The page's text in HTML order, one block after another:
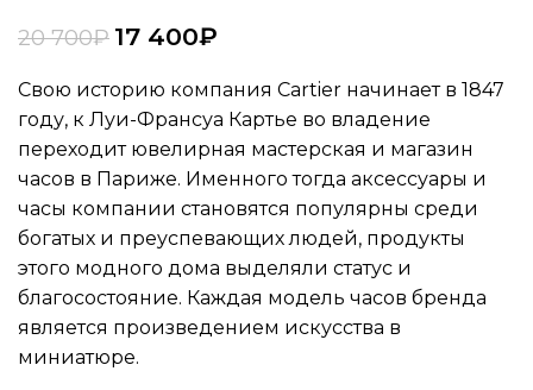
20 700₽ 17 400₽
Свою историю компания Cartier начинает в 1847
году, к Луи-Франсуа Картье во владение
переходит ювелирная мастерская и магазин
часов в Париже. Именного тогда аксессуары и
часы компании становятся популярны среди
богатых и преуспевающих людей, продукты
этого модного дома выделяли статус и
благосостояние. Каждая модель часов бренда
является произведением искусства в
миниатюре.